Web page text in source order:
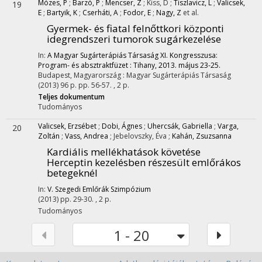
19 Mózes, P ; Barzó, P ; Mencser, Z ; Kiss, D ; Tiszlavicz, L ; Valicsek,
E ; Bartyik, K ; Cserháti, A ; Fodor, E ; Nagy, Z et al.
Gyermek- és fiatal felnőttkori központi
idegrendszeri tumorok sugárkezelése
In: A Magyar Sugárterápiás Társaság XI. Kongresszusa:
Program- és absztraktfüzet : Tihany, 2013. május 23-25.
Budapest, Magyarország : Magyar Sugárterápiás Társaság
(2013) 96 p. pp. 56-57. , 2 p.
Teljes dokumentum
Tudományos
20 Valicsek, Erzsébet ; Dobi, Ágnes ; Uhercsák, Gabriella ; Varga,
Zoltán ; Vass, Andrea ; Jebelovszky, Éva ; Kahán, Zsuzsanna
Kardiális mellékhatások követése
Herceptin kezelésben részesült emlőrákos
betegeknél
In: V. Szegedi Emlőrák Szimpózium
(2013) pp. 29-30. , 2 p.
Tudományos
1 - 20